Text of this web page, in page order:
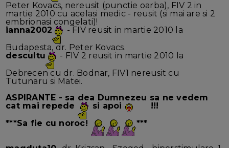
Peter Kovacs, nereusit (punctie oarba), FIV 2 in
martie 2010 cu acelasi medic - reusit (si mai are si 2
embrionasi congelati)!
ianna2002
- FIV reusit in martie 2010 la
Budapesta, dr. Peter Kovacs.
descultu
- FIV 2 reusit in martie 2010 la
Debrecen cu dr. Bodnar, FIV1 nereusit cu
Tutunaru si Matei.
ASPIRANTE - sa dea Dumnezeu sa ne vedem
cat mai repede
si apoi
!!!
***Sa fie cu noroc!
***